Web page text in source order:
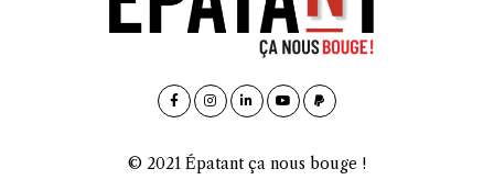
© 2021 Épatant ça nous bouge !